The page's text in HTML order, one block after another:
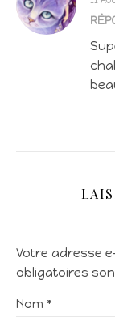
Votre adresse
obligatoires
Nom *